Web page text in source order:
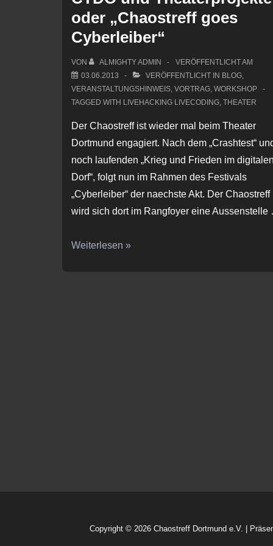
oder „Chaostreff goes
Cyberleiber“
VON ALMIGHTY ADMIN
VERÖFFENTLICHT AM
03.06.2013
VERÖFFENTLICHT IN BLOG,
VERANSTALTUNGSHINWEIS, VORTRAG, WORKSHOP
TAGGED WITH LIVEHACKING LIVECODING, THEATER
Der Chaostreff ist wieder mal beim Theater
Dortmund engagiert. Nach dem „Crashtest“
noch laufenden „Krieg und Frieden im digitalen
Dorf“, folgt nun im Rahmen des Festivals
„Cyberleiber“ der naechste Akt. Der Chaostreff
wird sich dort im Rangfoyer eine Aussenstelle
CTDO
Weiterlesen »
Copyright © 2026 Chaostreff Dortmund e.V. |